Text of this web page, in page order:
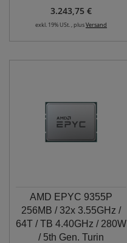
3.243,75 €
exkl. 19% USt. , plusVersand
AMD EPYC 9355P
256MB / 32x 3.55GHz /
64T / TB 4.40GHz / 280W
/ 5th Gen. Turin